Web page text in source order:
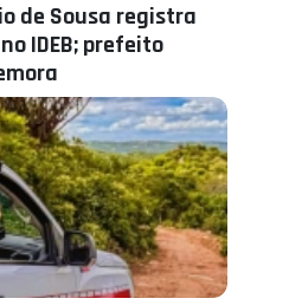
de Sousa registra
IDEB; prefeito